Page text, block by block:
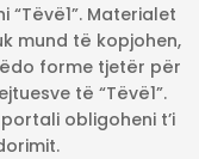
Materialet
mund të kopjohen,
forme tjetër për
të “Tëvë1”.
obligoheni t’i